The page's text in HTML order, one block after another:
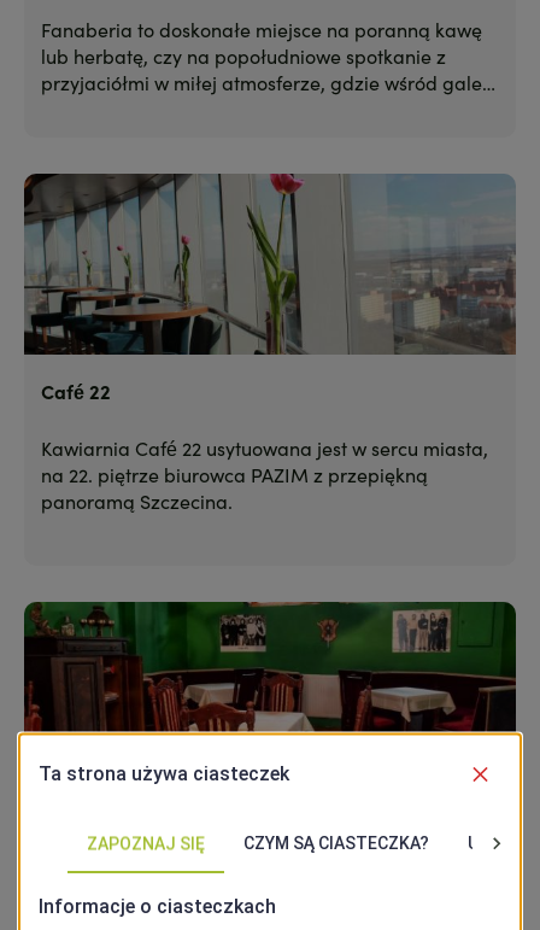
Fanaberia to doskonałe miejsce na poranną kawę
lub herbatę, czy na popołudniowe spotkanie z
przyjaciółmi w miłej atmosferze, gdzie wśród galerii
Café 22
Kawiarnia Café 22 usytuowana jest w sercu miasta,
na 22. piętrze biurowca PAZIM z przepiękną
panoramą Szczecina.
Klubokawiarnia Sorrento swoim wystrojem
nawiązuje do muzycznych klimatów lat 60-tych.